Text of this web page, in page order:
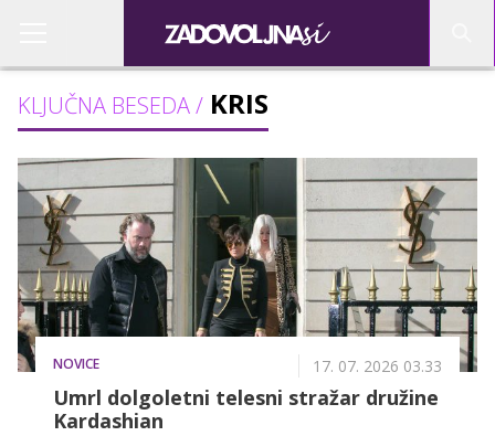
KLJUČNA BESEDA / KRIS
NOVICE 17. 07. 2026 03.33
Umrl dolgoletni telesni stražar družine
Kardashian